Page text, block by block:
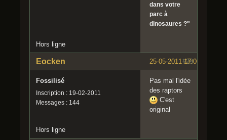
dans votre
parc à
dinosaures ?"
Hors ligne
#29
25-05-2011 17:06:17
Eocken
Fossilisé
Inscription : 19-02-2011
Messages : 144
Pas mal l'idée
des raptors
C'est
original
Hors ligne